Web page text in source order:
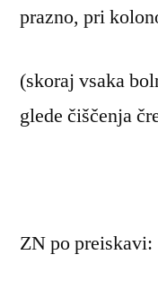
prazno, pri
(skoraj vsaka
glede čiščenja
ZN po preiskavi: